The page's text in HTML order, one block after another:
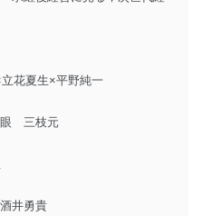
花夏生×平野純一
眼 三枝元
井勇貴